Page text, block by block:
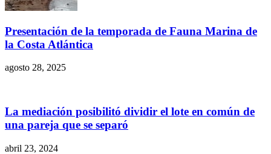
Presentación de la temporada de Fauna Marina de
la Costa Atlántica
agosto 28, 2025
La mediación posibilitó dividir el lote en común de
una pareja que se separó
abril 23, 2024